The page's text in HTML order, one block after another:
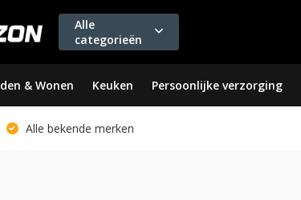
Alle
categorieën
& Wonen Keuken Persoonlijke verzorging
Alle bekende merken